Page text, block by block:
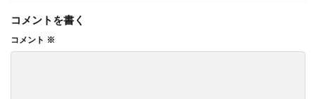
コメントを書く
コメント ※